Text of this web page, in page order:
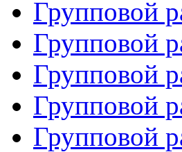
Групповой
Групповой
Групповой
Групповой
Групповой